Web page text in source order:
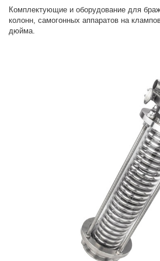
Комплектующие и оборудование для
колонн, самогонных аппаратов на
дюйма.